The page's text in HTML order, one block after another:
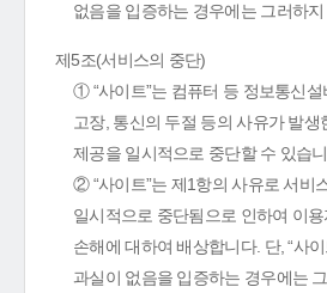
없음을 입증하는 경우에는 그러하지
제5조(서비스의 중단)
① “사이트”는 컴퓨터 등 정보통신
고장, 통신의 두절 등의 사유가 발생
제공을 일시적으로 중단할 수 있습
② “사이트”는 제1항의 사유로 서비
일시적으로 중단됨으로 인하여 이
손해에 대하여 배상합니다. 단, “사
과실이 없음을 입증하는 경우에는